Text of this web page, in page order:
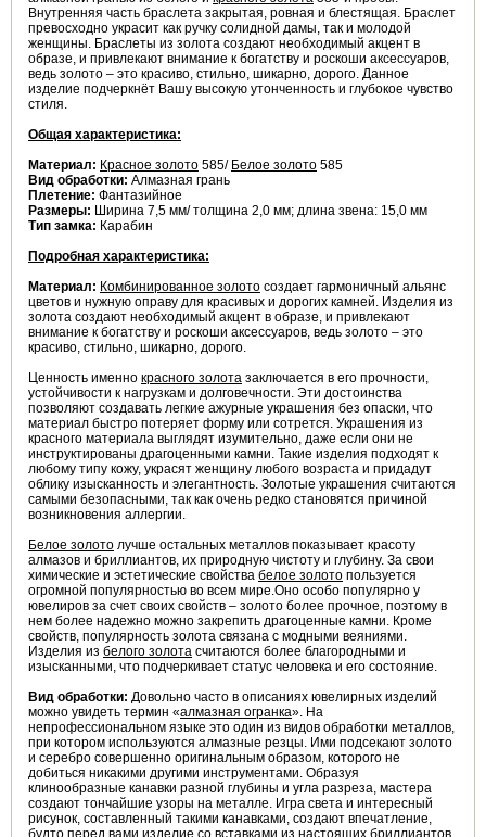
Внутренняя часть браслета закрытая, ровная и блестящая. Браслет
превосходно украсит как ручку солидной дамы, так и молодой
женщины. Браслеты из золота создают необходимый акцент в
образе, и привлекают внимание к богатству и роскоши аксессуаров,
ведь золото – это красиво, стильно, шикарно, дорого. Данное
изделие подчеркнёт Вашу высокую утонченность и глубокое чувство
стиля.
Общая характеристика:
Материал: Красное золото 585/ Белое золото 585
Вид обработки: Алмазная грань
Плетение: Фантазийное
Размеры: Ширина 7,5 мм/ толщина 2,0 мм; длина звена: 15,0 мм
Тип замка: Карабин
Подробная характеристика:
Материал: Комбинированное золото создает гармоничный альянс
цветов и нужную оправу для красивых и дорогих камней. Изделия из
золота создают необходимый акцент в образе, и привлекают
внимание к богатству и роскоши аксессуаров, ведь золото – это
красиво, стильно, шикарно, дорого.
Ценность именно красного золота заключается в его прочности,
устойчивости к нагрузкам и долговечности. Эти достоинства
позволяют создавать легкие ажурные украшения без опаски, что
материал быстро потеряет форму или сотрется. Украшения из
красного материала выглядят изумительно, даже если они не
инструктированы драгоценными камни. Такие изделия подходят к
любому типу кожу, украсят женщину любого возраста и придадут
облику изысканность и элегантность. Золотые украшения считаются
самыми безопасными, так как очень редко становятся причиной
возникновения аллергии.
Белое золото лучше остальных металлов показывает красоту
алмазов и бриллиантов, их природную чистоту и глубину. За свои
химические и эстетические свойства белое золото пользуется
огромной популярностью во всем мире.Оно особо популярно у
ювелиров за счет своих свойств – золото более прочное, поэтому в
нем более надежно можно закрепить драгоценные камни. Кроме
свойств, популярность золота связана с модными веяниями.
Изделия из белого золота считаются более благородными и
изысканными, что подчеркивает статус человека и его состояние.
Вид обработки: Довольно часто в описаниях ювелирных изделий
можно увидеть термин «алмазная огранка». На
непрофессиональном языке это один из видов обработки металлов,
при котором используются алмазные резцы. Ими подсекают золото
и серебро совершенно оригинальным образом, которого не
добиться никакими другими инструментами. Образуя
клинообразные канавки разной глубины и угла разреза, мастера
создают тончайшие узоры на металле. Игра света и интересный
рисунок, составленный такими канавками, создают впечатление,